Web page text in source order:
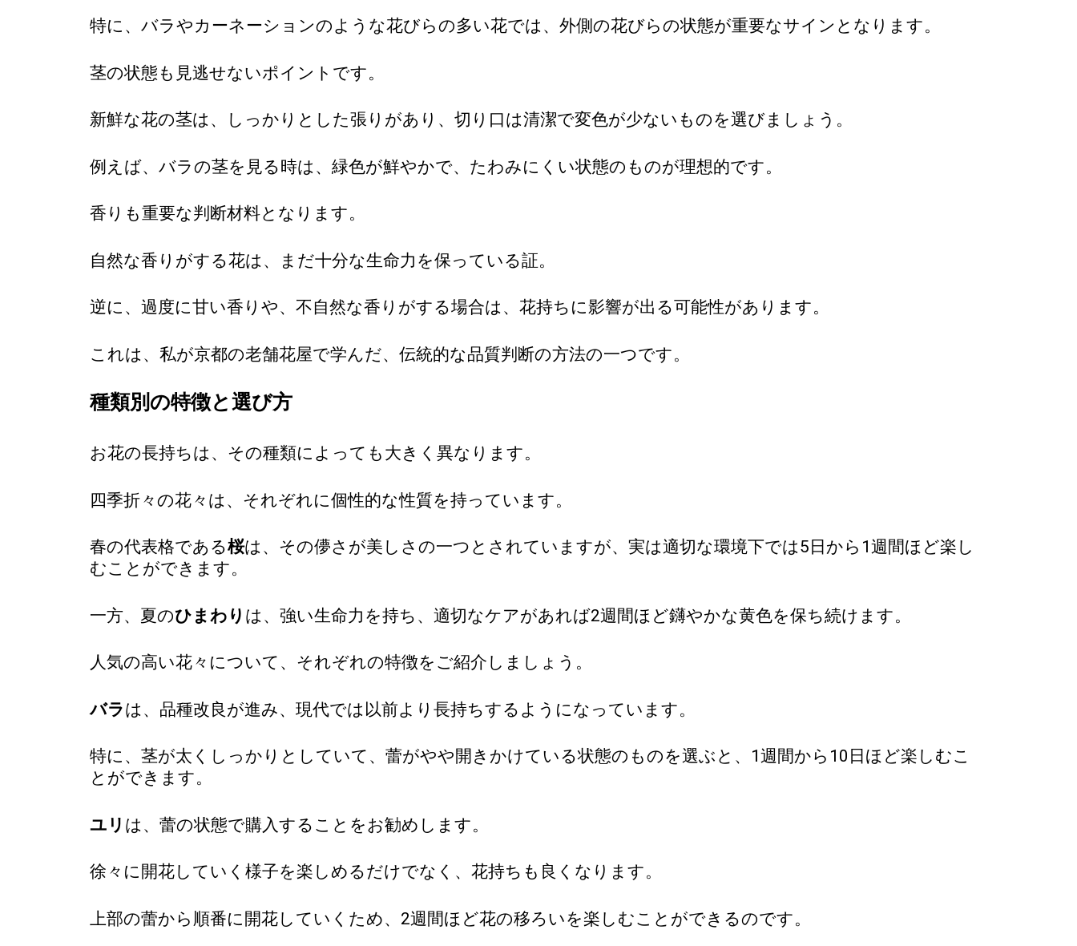
特に、バラやカーネーションのような花びらの多い花では、外側の花びらの状態が重要なサインとなります。
茎の状態も見逃せないポイントです。
新鮮な花の茎は、しっかりとした張りがあり、切り口は清潔で変色が少ないものを選びましょう。
例えば、バラの茎を見る時は、緑色が鮮やかで、たわみにくい状態のものが理想的です。
香りも重要な判断材料となります。
自然な香りがする花は、まだ十分な生命力を保っている証。
逆に、過度に甘い香りや、不自然な香りがする場合は、花持ちに影響が出る可能性があります。
これは、私が京都の老舗花屋で学んだ、伝統的な品質判断の方法の一つです。
種類別の特徴と選び方
お花の長持ちは、その種類によっても大きく異なります。
四季折々の花々は、それぞれに個性的な性質を持っています。
春の代表格である桜は、その儚さが美しさの一つとされていますが、実は適切な環境下では5日から1週間ほど楽し
むことができます。
一方、夏のひまわり は、強い生命力を持ち、適切なケアがあれば2週間ほど鑮やかな黄色を保ち続けます。
人気の高い花々について、それぞれの特徴をご紹介しましょう。
バラは、品種改良が進み、現代では以前より長持ちするようになっています。
特に、茎が太くしっかりとしていて、蕾がやや開きかけている状態のものを選ぶと、1週間から10日ほど楽しむこ
とができます。
ユリ は、蕾の状態で購入することをお勧めします。
徐々に開花していく様子を楽しめるだけでなく、花持ちも良くなります。
上部の蕾から順番に開花していくため、2週間ほど花の移ろいを楽しむことができるのです。